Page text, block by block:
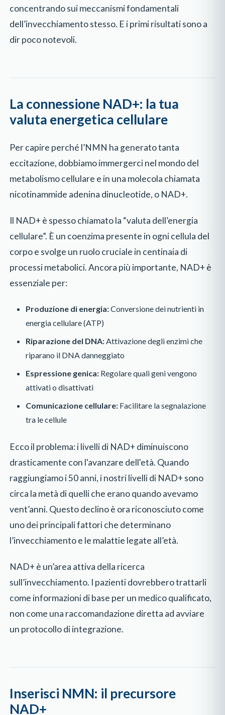
concentrando sui meccanismi fondamentali
dell’invecchiamento stesso. E i primi risultati sono a
dir poco notevoli.
La connessione NAD+: la tua
valuta energetica cellulare
Per capire perché l’NMN ha generato tanta
eccitazione, dobbiamo immergerci nel mondo del
metabolismo cellulare e in una molecola chiamata
nicotinammide adenina dinucleotide, o NAD+.
Il NAD+ è spesso chiamato la “valuta dell’energia
cellulare”. È un coenzima presente in ogni cellula del
corpo e svolge un ruolo cruciale in centinaia di
processi metabolici. Ancora più importante, NAD+ è
essenziale per:
Produzione di energia:Conversione dei nutrienti in
energia cellulare (ATP)
Riparazione del DNA:Attivazione degli enzimi che
riparano il DNA danneggiato
Espressione genica: Regolare quali geni vengono
attivati o disattivati
Comunicazione cellulare: Facilitare la segnalazione
tra le cellule
Ecco il problema: i livelli di NAD+ diminuiscono
drasticamente con l'avanzare dell'età. Quando
raggiungiamo i 50 anni, i nostri livelli di NAD+ sono
circa la metà di quelli che erano quando avevamo
vent’anni. Questo declino è ora riconosciuto come
uno dei principali fattori che determinano
l’invecchiamento e le malattie legate all’età.
NAD+ è un’area attiva della ricerca
sull’invecchiamento. I pazienti dovrebbero trattarli
come informazioni di base per un medico qualificato,
non come una raccomandazione diretta ad avviare
un protocollo di integrazione.
Inserisci NMN: il precursore
NAD+